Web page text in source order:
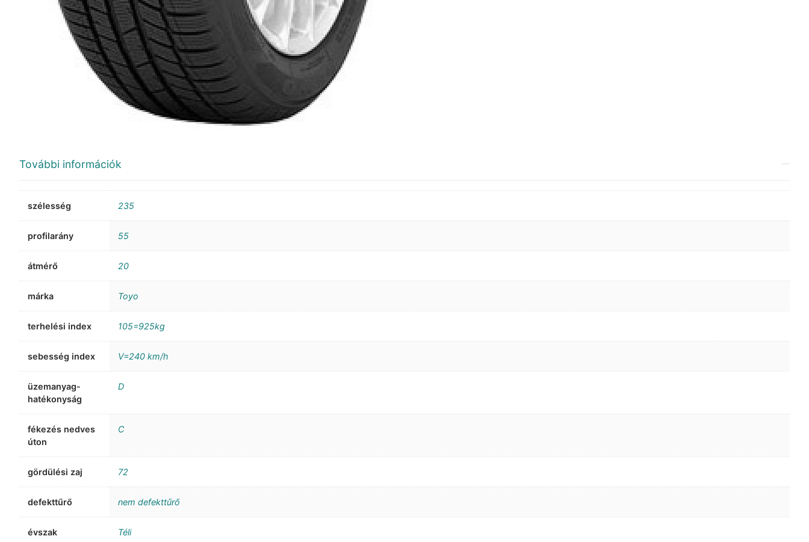
További információk
szélesség 235
profilarány 55
átmérő 20
márka Toyo
terhelési index 105=925kg
sebesség index V=240 km/h
üzemanyag-
hatékonyság
D
fékezés nedves
úton
C
gördülési zaj 72
defekttűrő nem defekttűrő
évszak Téli